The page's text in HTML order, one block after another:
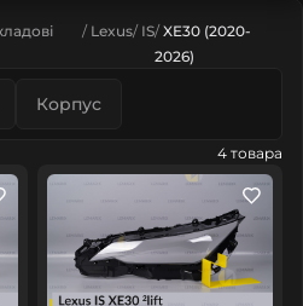
Lexus IS XE30 (2020-
2026)
Корпус
4 товара